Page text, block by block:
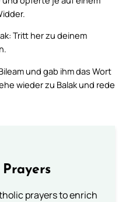
Tritt her zu deinem
und gab ihm das Wort
wieder zu Balak und rede
prayers to enrich